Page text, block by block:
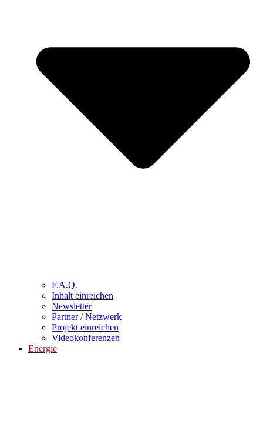
F.A.Q.
Inhalt einreichen
Newsletter
Partner / Netzwerk
Projekt einreichen
Videokonferenzen
Energie